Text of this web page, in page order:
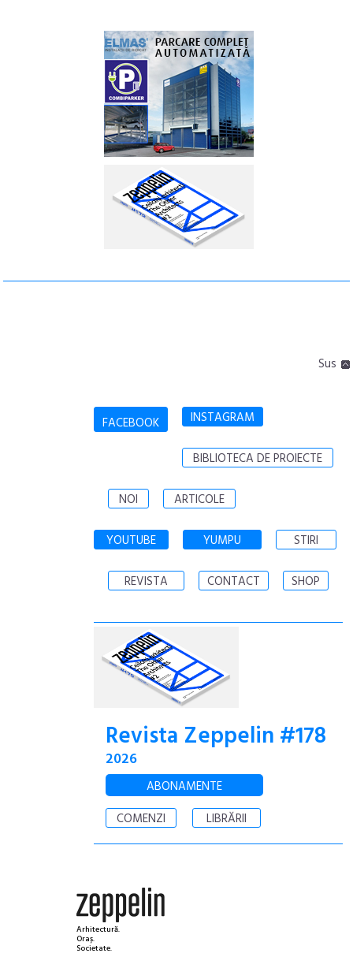
Sus
FACEBOOK INSTAGRAM
BIBLIOTECA DE PROIECTE
NOI ARTICOLE
YOUTUBE YUMPU STIRI
REVISTA CONTACT SHOP
Revista Zeppelin #178
2026
ABONAMENTE
COMENZI
LIBRĂRII
Arhitectură.
Oraș.
Societate.